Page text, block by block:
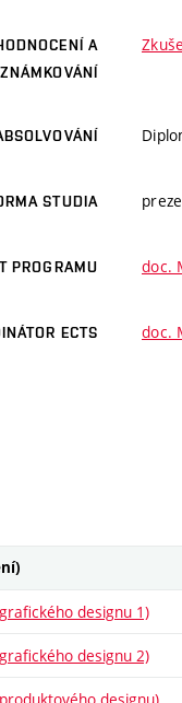
A
ZNÁMKOVÁNÍ
STUDIA
PROGRAMU doc.
ECTS doc.
designu 1)
designu 2)